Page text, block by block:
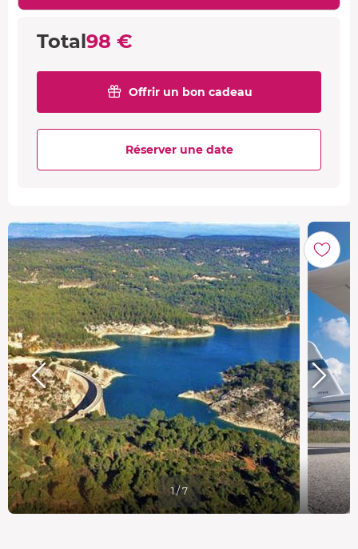
Total98 €
Offrir un bon cadeau
Réserver une date
1 / 7